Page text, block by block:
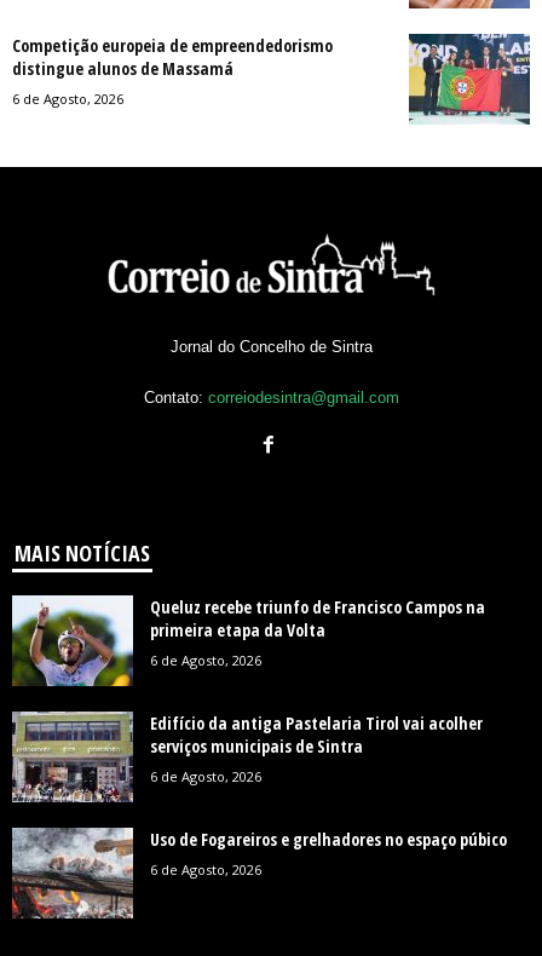
Competição europeia de empreendedorismo
distingue alunos de Massamá
6 de Agosto, 2026
Jornal do Concelho de Sintra
Contato: correiodesintra@gmail.com
MAIS NOTÍCIAS
Queluz recebe triunfo de Francisco Campos na
primeira etapa da Volta
6 de Agosto, 2026
Edifício da antiga Pastelaria Tirol vai acolher
serviços municipais de Sintra
6 de Agosto, 2026
Uso de Fogareiros e grelhadores no espaço púbico
6 de Agosto, 2026